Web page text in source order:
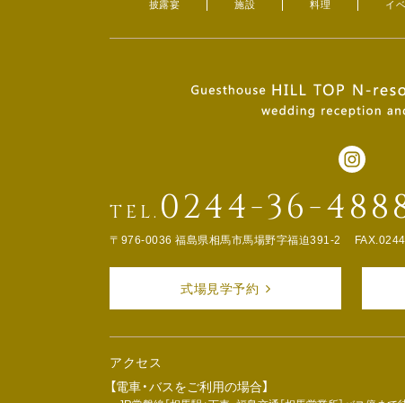
披露宴 施設 料理 イ
TEL. 0244-36-
〒976-0036 福島県相馬市馬場野字福迫391-2
式場見学予約
アクセス
【電車・バスをご利用の場合】